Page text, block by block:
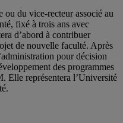
ou du vice-recteur associé au
fixé à trois ans avec
d’abord à contribuer
de nouvelle faculté. Après
pour décision
des programmes
Elle représentera l’Université